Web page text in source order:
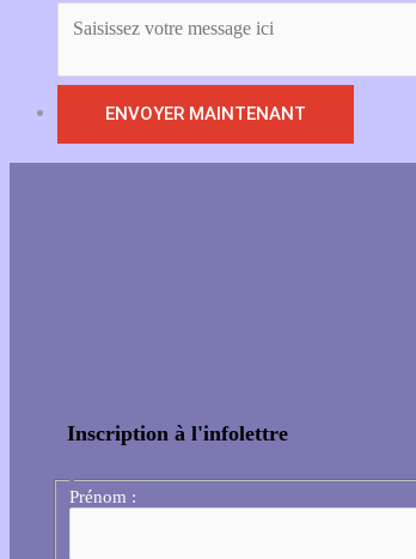
Inscription à l'infolettre
Prénom :